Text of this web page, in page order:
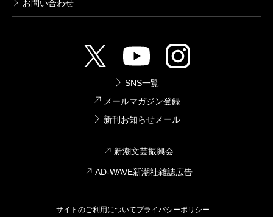
お問い合わせ
SNS一覧
メールマガジン登録
新刊お知らせメール
新潮文芸振興会
AD-WAVE新潮社雑誌広告
サイトのご利用についてプライバシーポリシー